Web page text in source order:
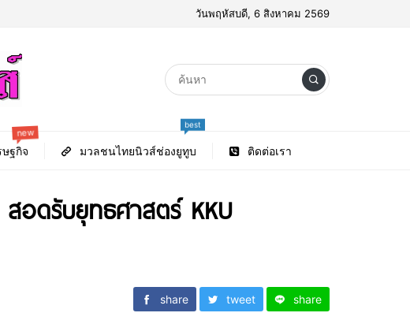
วันพฤหัสบดี, 6 สิงหาคม 2569
ฐกิจ
new
มวลชนไทยนิวส์ช่องยูทูบ
best
ติดต่อเรา
อดรับยุทธศาสตร์ KKU
share tweet share